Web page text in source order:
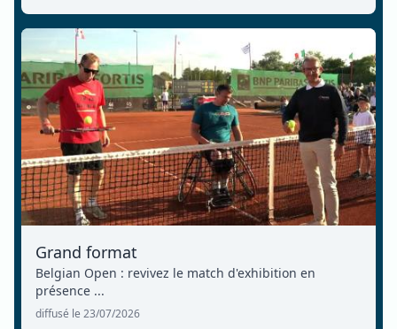
Grand format
Belgian Open : revivez le match d'exhibition en
présence ...
diffusé le 23/07/2026